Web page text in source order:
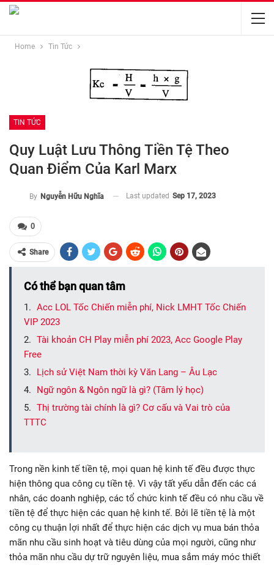
Home Tin Tức
TIN TỨC
Quy Luật Lưu Thông Tiền Tệ Theo
Quan Điểm Của Karl Marx
By Nguyễn Hữu Nghĩa Last updated Sep 17, 2023
0
Share
Có thể bạn quan tâm
Acc LOL Tốc Chiến miễn phí, Nick LMHT Tốc Chiến
VIP 2023
Tài khoản CH Play miễn phí 2023, Acc Google Play
Free
Lịch sử Việt Nam thời kỳ Văn Lang – Âu Lạc
Ngữ ngôn & Ngôn ngữ là gì? (Tâm lý học)
Thị trường tài chính là gì? Cơ cấu và Vai trò của
TTTC
Trong nền kinh tế tiền tệ, mọi quan hệ kinh tế đều được thực
hiện thông qua công cụ tiền tệ. Vì vậy tất yếu dẫn đến các cá
nhân, các doanh nghiệp, các tổ chức kinh tế đều có nhu cầu về
tiền tệ để thực hiện các quan hệ kinh tế. Bởi lẽ tiền tệ là một
công cụ thuận lợi nhất để thực hiện các dịch vụ mua bán thỏa
mãn nhu cầu sinh hoạt và tiêu dùng của mọi người, cũng như
thỏa mãn nhu cầu dự trữ nguyên liệu, mua sắm máy móc thiết